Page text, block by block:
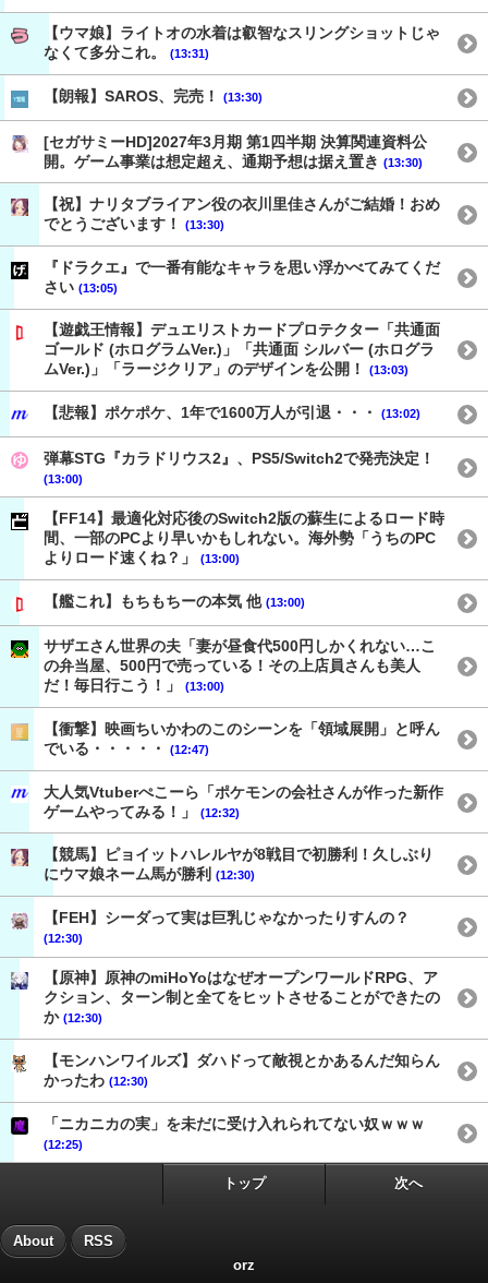
【ウマ娘】ライトオの水着は叡智なスリングショットじゃ
なくて多分これ。
(13:31)
【朗報】SAROS、完売！ (13:30)
[セガサミーHD]2027年3月期 第1四半期 決算関連資料公
開。ゲーム事業は想定超え、通期予想は据え置き (13:30)
【祝】ナリタブライアン役の衣川里佳さんがご結婚！おめ
でとうございます！
(13:30)
『ドラクエ』で一番有能なキャラを思い浮かべてみてくだ
さい (13:05)
【遊戯王情報】デュエリストカードプロテクター「共通面
ゴールド (ホログラムVer.)」「共通面 シルバー (ホログラ
ムVer.)」「ラージクリア」のデザインを公開！
(13:03)
【悲報】ポケポケ、1年で1600万人が引退・・・ (13:02)
弾幕STG『カラドリウス2』、PS5/Switch2で発売決定！
(13:00)
【FF14】最適化対応後のSwitch2版の蘇生によるロード時
間、一部のPCより早いかもしれない。海外勢「うちのPC
よりロード速くね？」
(13:00)
【艦これ】もちもちーの本気 他 (13:00)
サザエさん世界の夫「妻が昼食代500円しかくれない…こ
の弁当屋、500円で売っている！その上店員さんも美人
だ！毎日行こう！」
(13:00)
【衝撃】映画ちいかわのこのシーンを「領域展開」と呼ん
でいる・・・・・
(12:47)
大人気Vtuberぺこーら「ポケモンの会社さんが作った新作
ゲームやってみる！」
(12:32)
【競馬】ピョイットハレルヤが8戦目で初勝利！久しぶり
にウマ娘ネーム馬が勝利 (12:30)
【FEH】シーダって実は巨乳じゃなかったりすんの？
(12:30)
【原神】原神のmiHoYoはなぜオープンワールドRPG、ア
クション、ターン制と全てをヒットさせることができたの
か (12:30)
【モンハンワイルズ】ダハドって敵視とかあるんだ知らん
かったわ (12:30)
「ニカニカの実」を未だに受け入れられてない奴ｗｗｗ
(12:25)
トップ 次へ
About RSS
orz